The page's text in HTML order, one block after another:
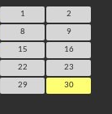
1
2
8
9
15
16
22
23
29
30